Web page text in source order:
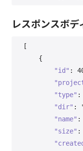
レスポンスボデ
[
{
"id" :
"type" :
"dir" :
"name" :
"size" :